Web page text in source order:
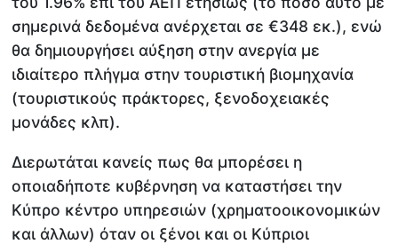
σημερινά δεδομένα ανέρχεται σε €348 εκ.), ενώ
θα δημιουργήσει αύξηση στην ανεργία με
ιδιαίτερο πλήγμα στην τουριστική βιομηχανία
(τουριστικούς πράκτορες, ξενοδοχειακές
μονάδες κλπ).
Διερωτάται κανείς πως θα μπορέσει η
οποιαδήποτε κυβέρνηση να καταστήσει την
Κύπρο κέντρο υπηρεσιών (χρηματοοικονομικών
και άλλων) όταν οι ξένοι και οι Κύπριοι